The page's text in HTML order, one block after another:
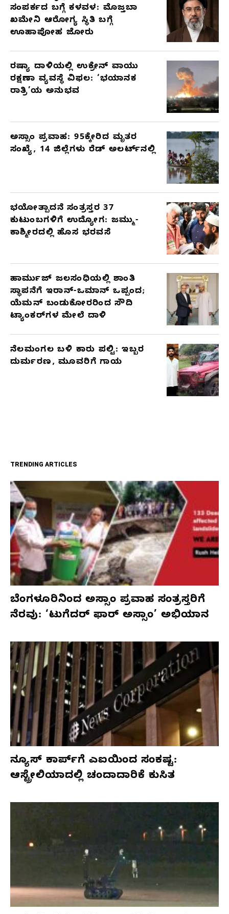
ಸಂಪರ್ಕದ ಬಗ್ಗೆ ಕಳವಳ: ಮೊಜ್ತಬಾ
ಖಮೇನಿ ಆರೋಗ್ಯ ಸ್ಥಿತಿ ಬಗ್ಗೆ
ಊಹಾಪೋಹ ಜೋರು
ರಷ್ಯಾ ದಾಳಿಯಲ್ಲಿ ಉಕ್ರೇನ್ ವಾಯು
ರಕ್ಷಣಾ ವ್ಯವಸ್ಥೆ ವಿಫಲ: ‘ಭಯಾನಕ
ರಾತ್ರಿ’ಯ ಅನುಭವ
ಅಸ್ಸಾಂ ಪ್ರವಾಹ: 95ಕ್ಕೇರಿದ ಮೃತರ
ಸಂಖ್ಯೆ, 14 ಜಿಲ್ಲೆಗಳು ರೆಡ್ ಅಲರ್ಟ್‌ನಲ್ಲಿ
ಭಯೋತ್ಪಾದನೆ ಸಂತ್ರಸ್ತರ 37
ಕುಟುಂಬಗಳಿಗೆ ಉದ್ಯೋಗ: ಜಮ್ಮು-
ಕಾಶ್ಮೀರದಲ್ಲಿ ಹೊಸ ಭರವಸೆ
ಹಾರ್ಮುಜ್ ಜಲಸಂಧಿಯಲ್ಲಿ ಶಾಂತಿ
ಸ್ಥಾಪನೆಗೆ ಇರಾನ್-ಒಮಾನ್ ಒಪ್ಪಂದ;
ಯೆಮನ್ ಬಂಡುಕೋರರಿಂದ ಸೌದಿ
ಟ್ಯಾಂಕರ್‌ಗಳ ಮೇಲೆ ದಾಳಿ
ನೆಲಮಂಗಲ ಬಳಿ ಕಾರು ಪಲ್ಟಿ: ಇಬ್ಬರ
ದುರ್ಮರಣ, ಮೂವರಿಗೆ ಗಾಯ
TRENDING ARTICLES
ಬೆಂಗಳೂರಿನಿಂದ ಅಸ್ಸಾಂ ಪ್ರವಾಹ ಸಂತ್ರಸ್ತರಿಗೆ
ನೆರವು: ‘ಟುಗೆದರ್ ಫಾರ್ ಅಸ್ಸಾಂ’ ಅಭಿಯಾನ
ನ್ಯೂಸ್ ಕಾರ್ಪ್‌ಗೆ ಎಐಯಿಂದ ಸಂಕಷ್ಟ:
ಆಸ್ಟ್ರೇಲಿಯಾದಲ್ಲಿ ಚಂದಾದಾರಿಕೆ ಕುಸಿತ